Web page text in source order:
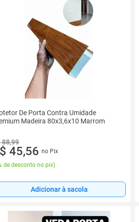
De Porta Contra Umidade
Madeira 80x3,6x10 Marrom
88,99
45,56 no Pix
de desconto no pix)
Adicionar à sacola